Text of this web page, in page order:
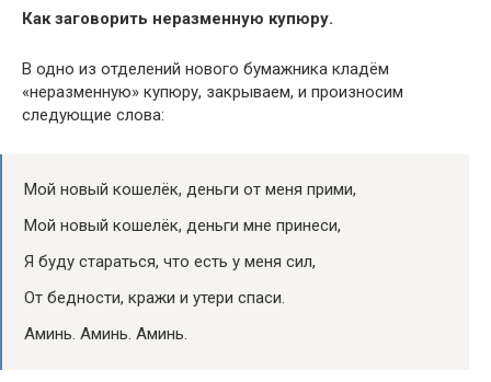
Как заговорить неразменную купюру.
В одно из отделений нового бумажника кладём
«неразменную» купюру, закрываем, и произносим
следующие слова:
Мой новый кошелёк, деньги от меня прими,
Мой новый кошелёк, деньги мне принеси,
Я буду стараться, что есть у меня сил,
От бедности, кражи и утери спаси.
Аминь. Аминь. Аминь.